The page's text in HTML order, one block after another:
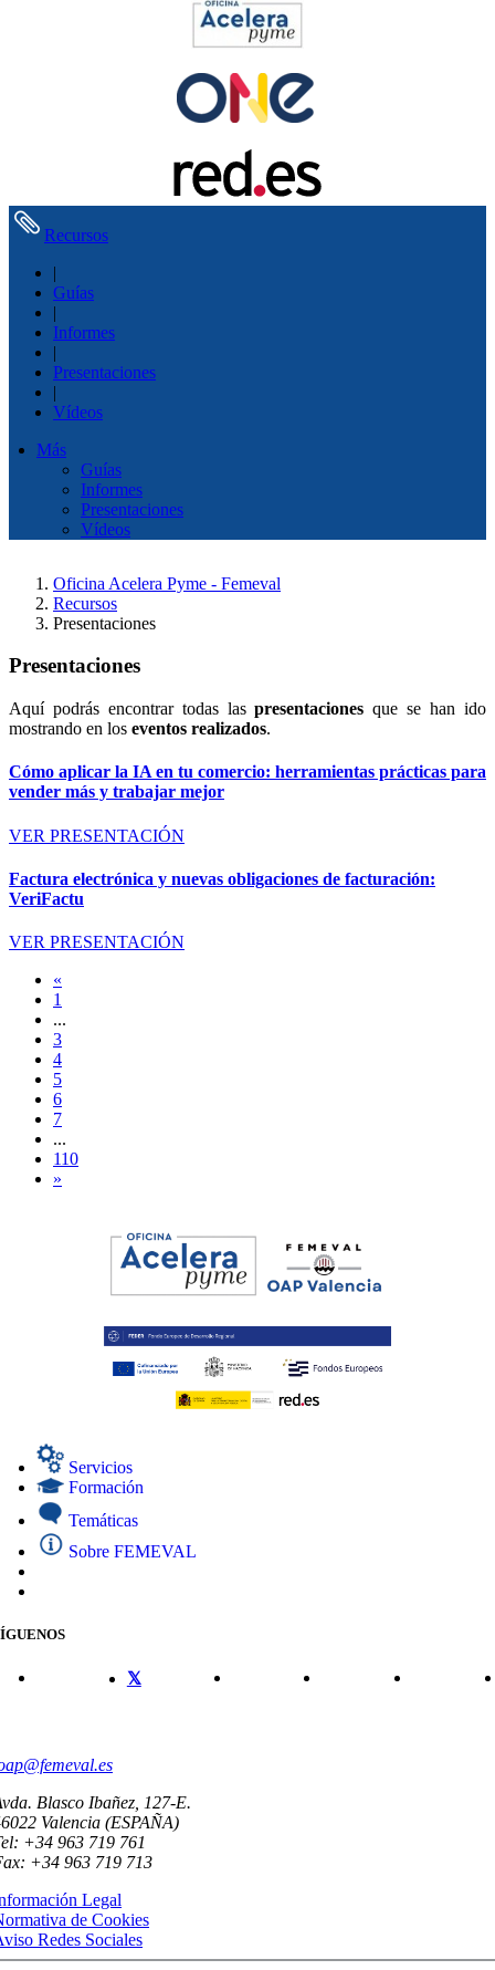
Recursos
|
Guías
|
Informes
|
Presentaciones
|
Vídeos
Más
Guías
Informes
Presentaciones
Vídeos
Oficina Acelera Pyme - Femeval
Recursos
Presentaciones
Presentaciones
Aquí podrás encontrar todas laspresentaciones que se han ido
mostrando en los eventos realizados.
Cómo aplicar la IA en tu comercio: herramientas prácticas para
vender más y trabajar mejor
VER PRESENTACIÓN
Factura electrónica y nuevas obligaciones de facturación:
VeriFactu
VER PRESENTACIÓN
«
1
...
3
4
5
6
7
...
110
»
Servicios
Formación
Temáticas
Sobre FEMEVAL
Blasco Ibañez, 127-E.
Valencia (ESPAÑA)
+34 963 719 761
+34 963 719 713
Legal
de Cookies
Redes Sociales